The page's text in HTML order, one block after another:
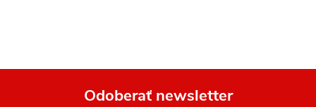
Odoberať newsletter